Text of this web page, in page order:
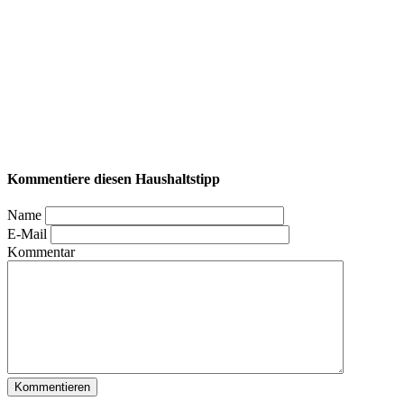
Kommentiere diesen Haushaltstipp
Name
E-Mail
Kommentar